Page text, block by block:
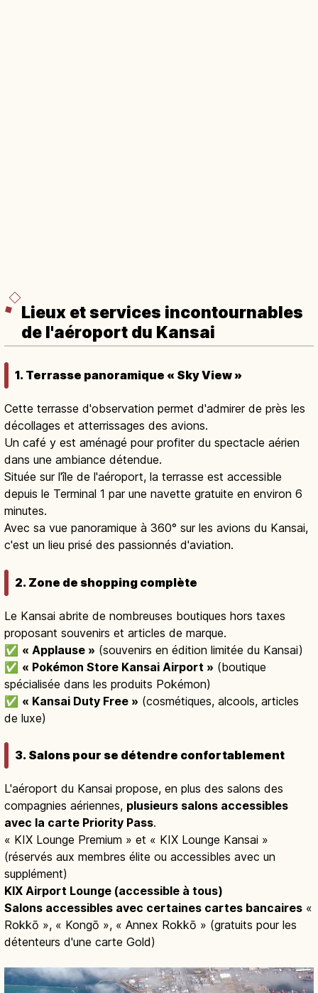
Lieux et services incontournables
de l'aéroport du Kansai
1. Terrasse panoramique « Sky View »
Cette terrasse d'observation permet d'admirer de près les
décollages et atterrissages des avions.
Un café y est aménagé pour profiter du spectacle aérien
dans une ambiance détendue.
Située sur l'île de l'aéroport, la terrasse est accessible
depuis le Terminal 1 par une navette gratuite en environ 6
minutes.
Avec sa vue panoramique à 360° sur les avions du Kansai,
c'est un lieu prisé des passionnés d'aviation.
2. Zone de shopping complète
Le Kansai abrite de nombreuses boutiques hors taxes
proposant souvenirs et articles de marque.
✅ « Applause » (souvenirs en édition limitée du Kansai)
✅ « Pokémon Store Kansai Airport » (boutique
spécialisée dans les produits Pokémon)
✅ « Kansai Duty Free » (cosmétiques, alcools, articles
de luxe)
3. Salons pour se détendre confortablement
L'aéroport du Kansai propose, en plus des salons des
compagnies aériennes, plusieurs salons accessibles
avec la carte Priority Pass.
« KIX Lounge Premium » et « KIX Lounge Kansai »
(réservés aux membres élite ou accessibles avec un
supplément)
KIX Airport Lounge (accessible à tous)
Salons accessibles avec certaines cartes bancaires «
Rokkō », « Kongō », « Annex Rokkō » (gratuits pour les
détenteurs d'une carte Gold)